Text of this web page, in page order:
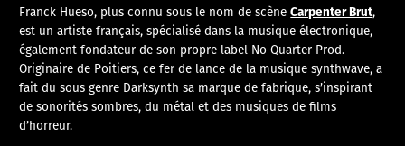
Franck Hueso, plus connu sous le nom de scèneCarpenter Brut,
est un artiste français, spécialisé dans la musique électronique,
également fondateur de son propre label No Quarter Prod.
Originaire de Poitiers, ce fer de lance de la musique synthwave, a
fait du sous genre Darksynth sa marque de fabrique, s’inspirant
de sonorités sombres, du métal et des musiques de films
d’horreur.